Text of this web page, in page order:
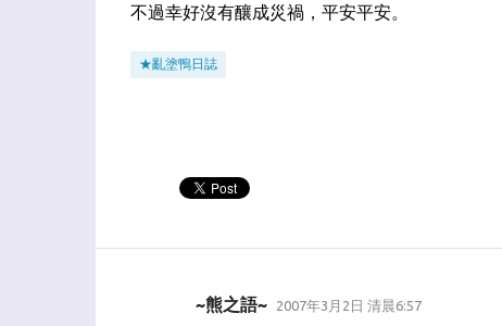
不過幸好沒有釀成災禍，平安平安。
★亂塗鴨日誌
~熊之語~ 2007年3月2日 清晨6:57